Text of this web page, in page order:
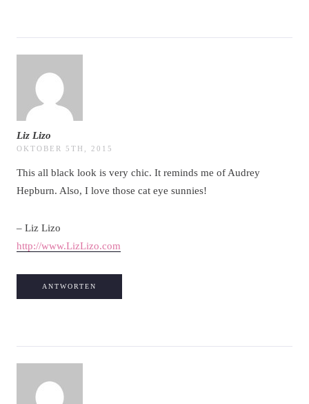
Liz Lizo
OKTOBER 5TH, 2015
This all black look is very chic. It reminds me of Audrey
Hepburn. Also, I love those cat eye sunnies!
– Liz Lizo
http://www.LizLizo.com
ANTWORTEN